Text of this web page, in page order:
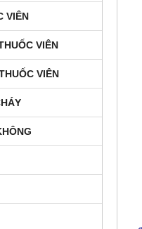
VIÊN
VIÊN
VIÊN